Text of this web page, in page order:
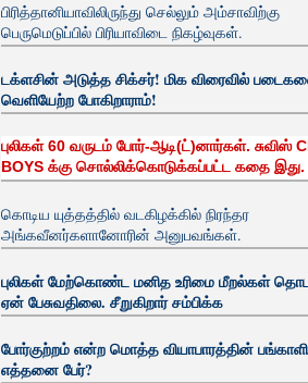
பிரித்தானியாவிலிருந்து செல்லும் அம்சாவிற்கு
பெருமெடுப்பில் பிரியாவிடை நிகழ்வுகள்.
டக்ளசின் அடுத்த சிக்சர்! மிக விரைவில்
வெளியேற்ற போகிறாராம்!
புலிகள் 60 வருடம் போர்-ஆடி(ட்)னார்கள். சுவிஸ்
BOYS க்கு சொல்லிக்கொடுக்கப்பட்ட கதை
கொடிய யுத்தத்தில் வடகிழக்கில் நிரந்தர
அங்கவீனர்களானோரின் அனுபவங்கள்.
புலிகள் மேற்கொண்ட மனித உரிமை மீறல்கள்
ஏன் பேசுவதிலை. சீறுகிறார் சம்பிக்க
போர்குற்றம் என்ற மொத்த வியாபாரத்தின்
எத்தனை பேர்?